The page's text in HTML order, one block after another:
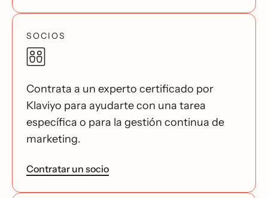
SOCIOS
Contrata a un experto certificado por
Klaviyo para ayudarte con una tarea
específica o para la gestión continua de
marketing.
Contratar un socio